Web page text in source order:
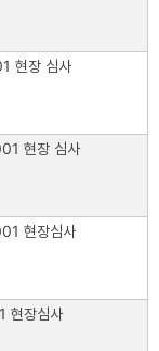
현장 심사
현장 심사
현장심사
현장심사